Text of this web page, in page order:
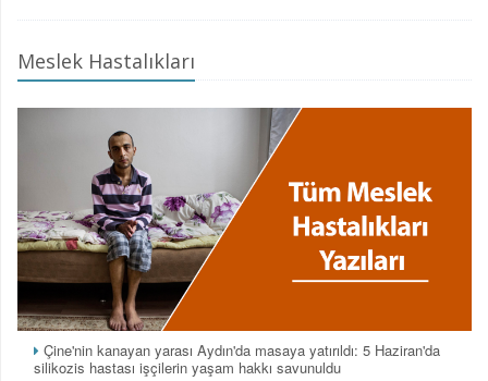
Meslek Hastalıkları
Çine'nin kanayan yarası Aydın'da masaya yatırıldı: 5 Haziran'da
silikozis hastası işçilerin yaşam hakkı savunuldu